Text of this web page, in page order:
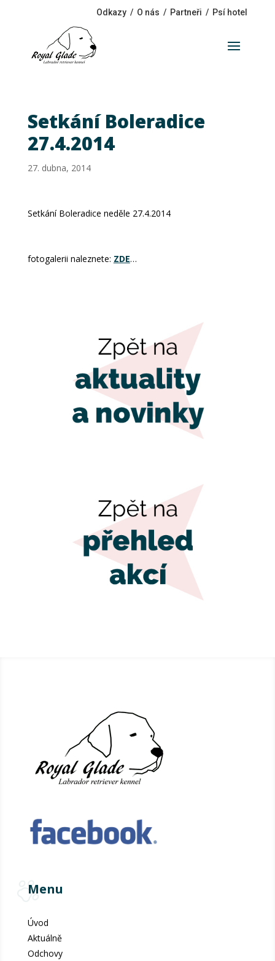
Odkazy / O nás / Partneři / Psí hotel
Setkání Boleradice
27.4.2014
27. dubna, 2014
Setkání Boleradice neděle 27.4.2014
fotogalerii naleznete: ZDE…
Menu
Úvod
Aktuálně
Odchovy